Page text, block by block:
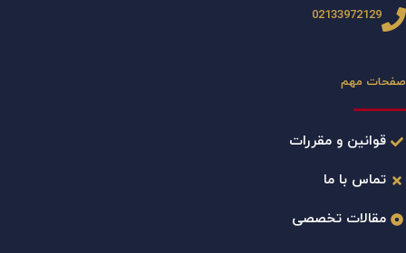
02133972129
صفحات مهم
قوانین و مقررات
تماس با ما
مقالات تخصصی